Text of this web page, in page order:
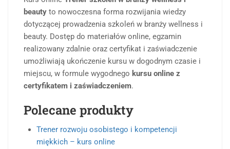
beauty to nowoczesna forma rozwijania wiedzy
dotyczącej prowadzenia szkoleń w branży wellness i
beauty. Dostęp do materiałów online, egzamin
realizowany zdalnie oraz certyfikat i zaświadczenie
umożliwiają ukończenie kursu w dogodnym czasie i
miejscu, w formule wygodnego kursu online z
certyfikatem i zaświadczeniem.
Polecane produkty
Trener rozwoju osobistego i kompetencji
miękkich – kurs online